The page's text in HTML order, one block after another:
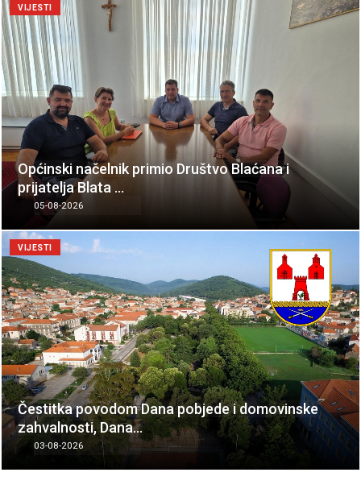
Općinski načelnik primio Društvo Blaćana i
prijatelja Blata …
VIJESTI
05-08-2026
Čestitka povodom Dana pobjede i domovinske
zahvalnosti, Dana…
VIJESTI
03-08-2026